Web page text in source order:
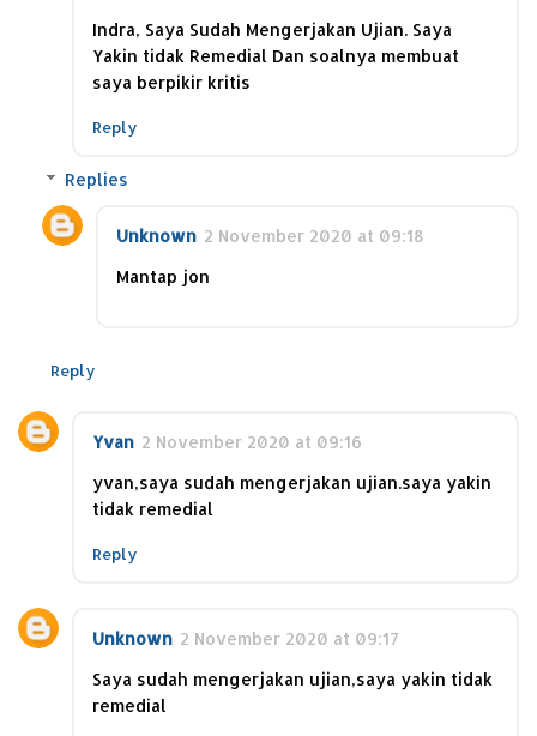
Indra, Saya Sudah Mengerjakan Ujian. Saya
Yakin tidak Remedial Dan soalnya membuat
saya berpikir kritis
Reply
Replies
Unknown 2 November 2020 at 09:18
Mantap jon
Reply
Yvan 2 November 2020 at 09:16
yvan,saya sudah mengerjakan ujian.saya yakin
tidak remedial
Reply
Unknown 2 November 2020 at 09:17
Saya sudah mengerjakan ujian,saya yakin tidak
remedial